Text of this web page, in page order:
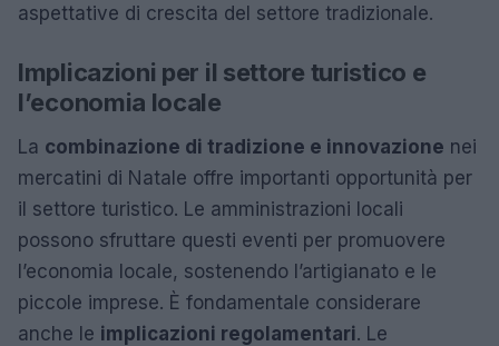
aspettative di crescita del settore tradizionale.
Implicazioni per il settore turistico e
l’economia locale
La combinazione di tradizione e innovazione nei
mercatini di Natale offre importanti opportunità per
il settore turistico. Le amministrazioni locali
possono sfruttare questi eventi per promuovere
l’economia locale, sostenendo l’artigianato e le
piccole imprese. È fondamentale considerare
anche le implicazioni regolamentari. Le